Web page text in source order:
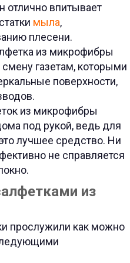
отлично впитывает
мыла,
плесени.
из микрофибры
газетам, которыми
поверхности,
из микрофибры
под рукой, ведь для
лучшее средство. Ни
не справляется
из
прослужили как можно